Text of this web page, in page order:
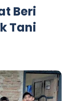
Beri
Tani